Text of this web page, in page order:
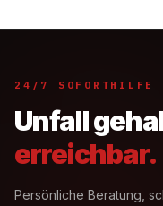
24/7 SOFORTHILFE
Unfall
erreichbar.
Persönliche Beratung,